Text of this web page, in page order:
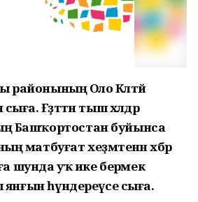
районының Оло Кәлтәй
Ғәҙәттән тыш хәлдәр
Башҡортостан буйынса
матбуғат хеҙмәтенән хәбәр
шунда уҡ ике берәмек
янғын һүндереүсе сыға.